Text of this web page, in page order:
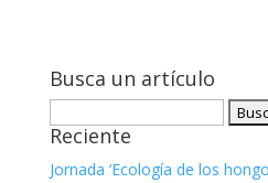
Busca un artículo
Reciente
Jornada ‘Ecología de los